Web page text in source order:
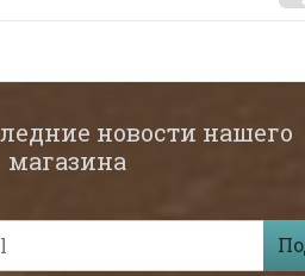
новости нашего
магазина